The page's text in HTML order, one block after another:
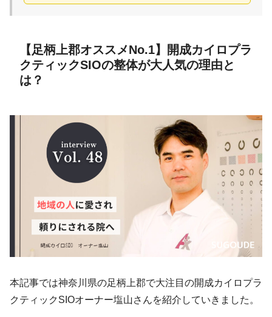
【足柄上郡オススメNo.1】開成カイロプラ
クティックSIOの整体が大人気の理由と
は？
本記事では神奈川県の足柄上郡で大注目の開成カイロプラ
クティックSIOオーナー塩山さんを紹介していきました。